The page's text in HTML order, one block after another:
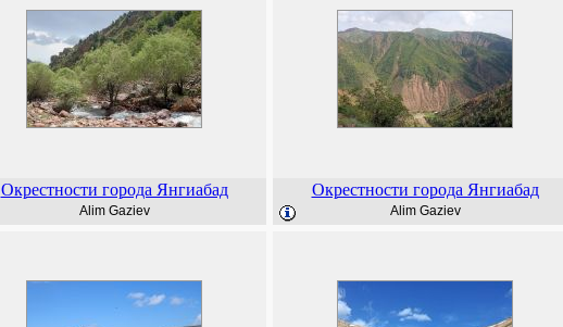
Окрестности города Янгиабад
Alim Gaziev
Окрестности города Янгиабад
Alim Gaziev